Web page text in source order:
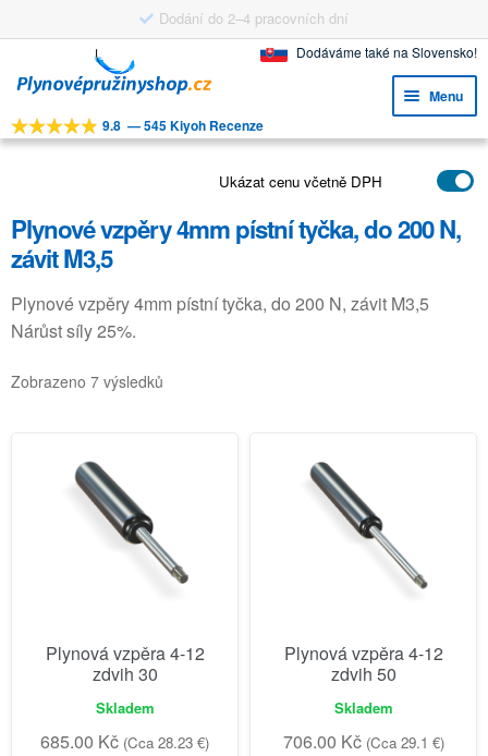
Dodání do 2–4 pracovních dní
na
k
webu
Dodáváme také na Slovensko!
Menu
NÁSTROJE
menu
menu
APLIKACE
ZÁKAZNICKÝ SERVIS
FAQ
9.8 —545 Kiyoh Recenze
Ukázat cenu včetně DPH
Plynové vzpěry 4mm pístní tyčka, do 200 N,
závit M3,5
Plynové vzpěry 4mm pístní tyčka, do 200 N, závit M3,5
Nárůst síly 25%.
Zobrazeno 7 výsledků
Plynová vzpěra 4-12
zdvih 30
Skladem
685.00 Kč (Cca 28.23 €)
Plynová vzpěra 4-12
zdvih 50
Skladem
706.00 Kč (Cca 29.1 €)